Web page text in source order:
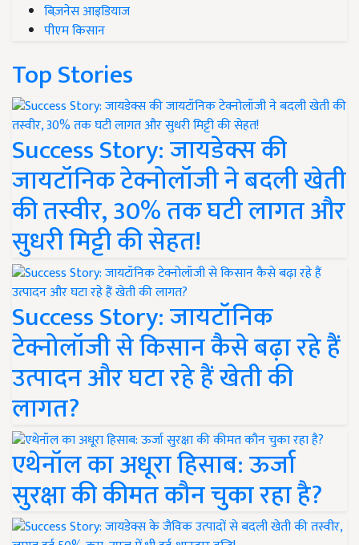
बिज़नेस आइडियाज
पीएम किसान
Top Stories
Success Story: जायडेक्स की
जायटॉनिक टेक्नोलॉजी ने बदली खेती
की तस्वीर, 30% तक घटी लागत और
सुधरी मिट्टी की सेहत!
Success Story: जायटॉनिक
टेक्नोलॉजी से किसान कैसे बढ़ा रहे हैं
उत्पादन और घटा रहे हैं खेती की
लागत?
एथेनॉल का अधूरा हिसाब: ऊर्जा
सुरक्षा की कीमत कौन चुका रहा है?